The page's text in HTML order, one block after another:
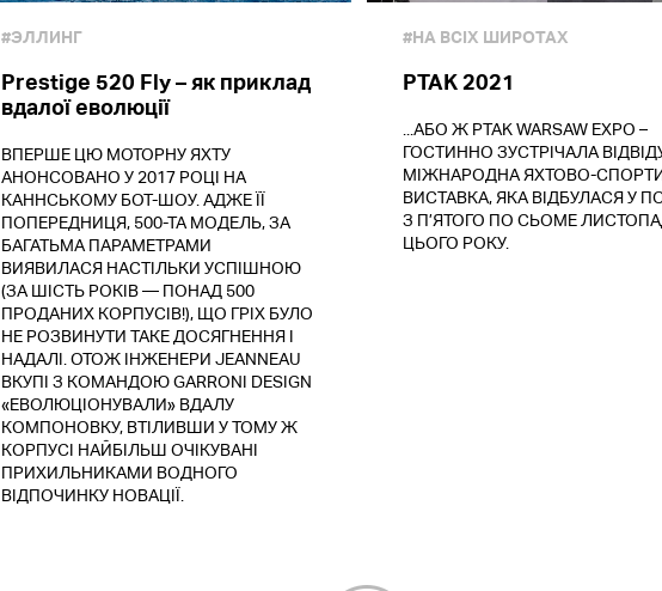
#ЭЛЛИНГ
Prestige 520 Fly – як приклад
вдалої еволюції
ВПЕРШЕ ЦЮ МОТОРНУ ЯХТУ
АНОНСОВАНО У 2017 РОЦІ НА
КАННСЬКОМУ БОТ-ШОУ. АДЖЕ ЇЇ
ПОПЕРЕДНИЦЯ, 500-ТА МОДЕЛЬ, ЗА
БАГАТЬМА ПАРАМЕТРАМИ
ВИЯВИЛАСЯ НАСТІЛЬКИ УСПІШНОЮ
(ЗА ШІСТЬ РОКІВ — ПОНАД 500
ПРОДАНИХ КОРПУСІВ!), ЩО ГРІХ БУЛО
НЕ РОЗВИНУТИ ТАКЕ ДОСЯГНЕННЯ І
НАДАЛІ. ОТОЖ ІНЖЕНЕРИ JEANNEAU
ВКУПІ З КОМАНДОЮ GARRONI DESIGN
«ЕВОЛЮЦІОНУВАЛИ» ВДАЛУ
КОМПОНОВКУ, ВТІЛИВШИ У ТОМУ Ж
КОРПУСІ НАЙБІЛЬШ ОЧІКУВАНІ
ПРИХИЛЬНИКАМИ ВОДНОГО
ВІДПОЧИНКУ НОВАЦІЇ.
#НА ВСІХ ШИРОТАХ
PTAK 2021
...АБО Ж PTAK WARSAW EXPO –
ГОСТИННО ЗУСТРІЧАЛА
МІЖНАРОДНА ЯХТОВО-
ВИСТАВКА, ЯКА ВІДБУЛАСЯ У
З П’ЯТОГО ПО СЬОМЕ
ЦЬОГО РОКУ.